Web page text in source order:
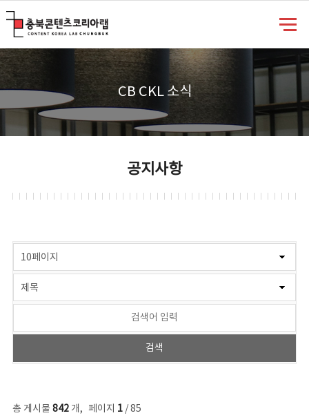
CB CKL 소식
공지사항
총 게시물 842개, 페이지 1/ 85